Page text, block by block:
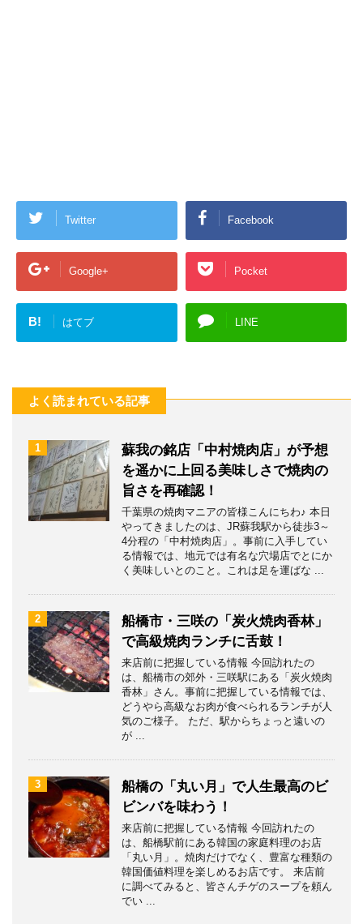
Twitter Facebook
Google+ Pocket
B! はてブ LINE
よく読まれている記事
1
蘇我の銘店「中村焼肉店」が予想
を遥かに上回る美味しさで焼肉の
旨さを再確認！
千葉県の焼肉マニアの皆様こんにちわ♪ 本日
やってきましたのは、JR蘇我駅から徒歩3～
4分程の「中村焼肉店」。事前に入手してい
る情報では、地元では有名な穴場店でとにか
く美味しいとのこと。これは足を運ばな ...
2
船橋市・三咲の「炭火焼肉香林」
で高級焼肉ランチに舌鼓！
来店前に把握している情報 今回訪れたの
は、船橋市の郊外・三咲駅にある「炭火焼肉
香林」さん。事前に把握している情報では、
どうやら高級なお肉が食べられるランチが人
気のご様子。 ただ、駅からちょっと遠いの
が ...
3
船橋の「丸い月」で人生最高のビ
ビンバを味わう！
来店前に把握している情報 今回訪れたの
は、船橋駅前にある韓国の家庭料理のお店
「丸い月」。焼肉だけでなく、豊富な種類の
韓国価値料理を楽しめるお店です。 来店前
に調べてみると、皆さんチゲのスープを頼ん
でい ...